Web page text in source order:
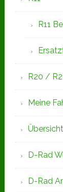
R11
R20 /
Meine
D-Rad
D-Rad